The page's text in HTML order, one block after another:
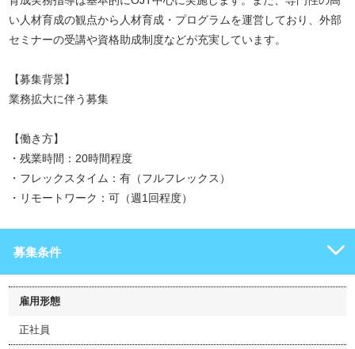
い人材育成の観点から人材育成・プログラムを運営しており、外部
セミナーの受講や資格助成制度などが充実しています。
【募集背景】
業務拡大に伴う募集
【働き方】
・残業時間：20時間程度
・フレックスタイム：有（フルフレックス）
・リモートワーク：可（週1回程度）
募集条件
雇用形態
正社員